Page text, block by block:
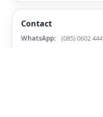
Contact
WhatsApp:
(085) 0602 444